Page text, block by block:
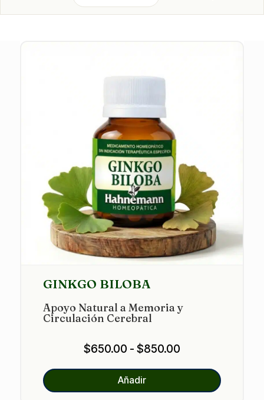
GINKGO BILOBA
Apoyo Natural a Memoria y
Circulación Cerebral
$650.00 - $850.00Rango
precios:
desde
Añadir